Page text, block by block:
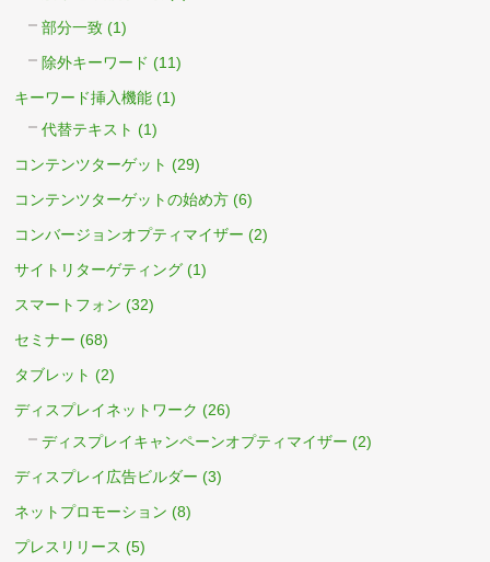
部分一致 (1)
除外キーワード (11)
キーワード挿入機能 (1)
代替テキスト (1)
コンテンツターゲット (29)
コンテンツターゲットの始め方 (6)
コンバージョンオプティマイザー (2)
サイトリターゲティング (1)
スマートフォン (32)
セミナー (68)
タブレット (2)
ディスプレイネットワーク (26)
ディスプレイキャンペーンオプティマイザー (2)
ディスプレイ広告ビルダー (3)
ネットプロモーション (8)
プレスリリース (5)